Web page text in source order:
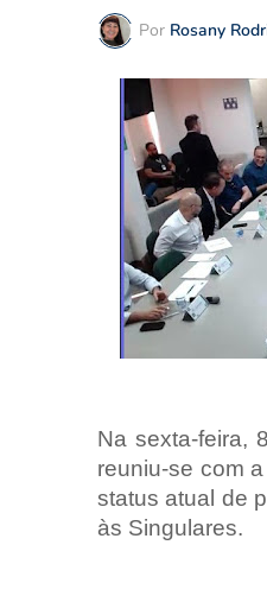
Por Rosany
Na sexta-feira,
reuniu-se com
status atual de
às Singulares.